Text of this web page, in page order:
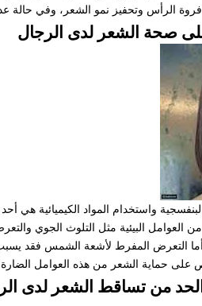
الرأس وتحفيز نمو الشعر، وفي حالة
على صحة الشعر لدى الرجال
واستخدام المواد الكيميائية هي
من العوامل البيئية مثل التلوث الجوي
التعرض المفرط لأشعة الشمس فقد يسبب
على حماية الشعر من هذه العوامل
الحد من تساقط الشعر لدى